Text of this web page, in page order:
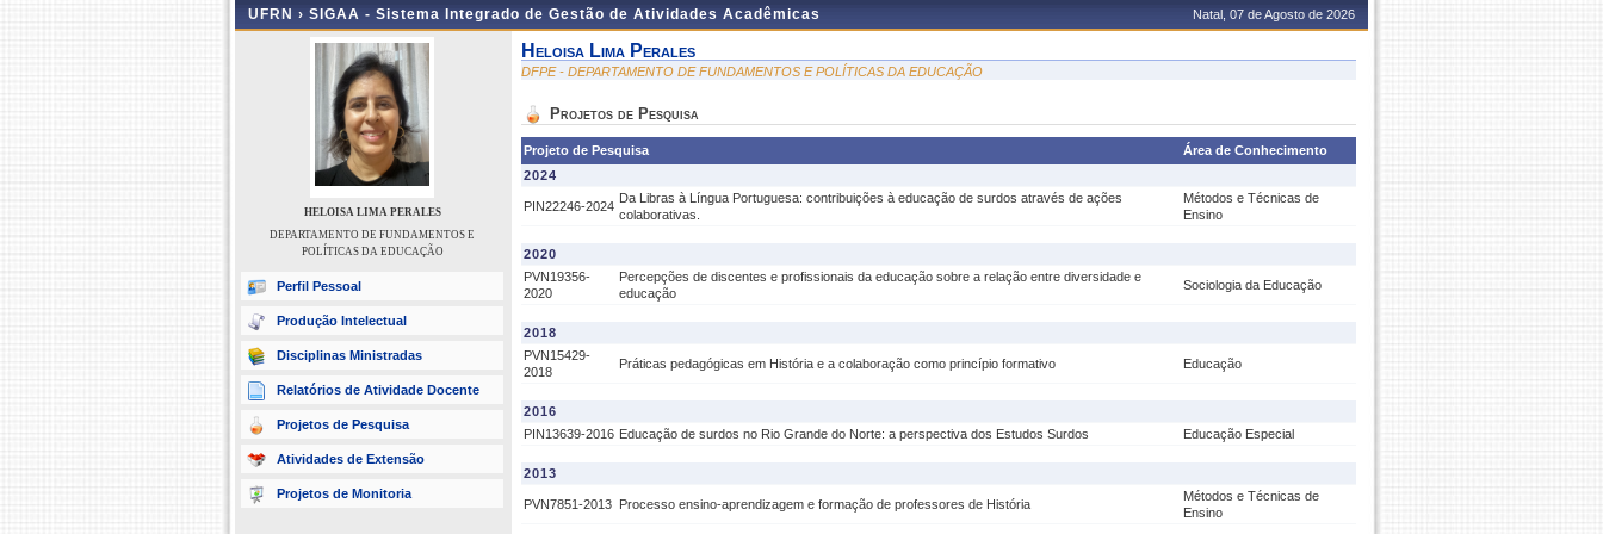
UFRN › SIGAA - Sistema Integrado de Gestão de Atividades Acadêmicas Natal, 07 de Agosto de 2026
HELOISA LIMA PERALES
DEPARTAMENTO DE FUNDAMENTOS E
POLÍTICAS DA EDUCAÇÃO
Perfil Pessoal
Produção Intelectual
Disciplinas Ministradas
Relatórios de Atividade Docente
Projetos de Pesquisa
Atividades de Extensão
Projetos de Monitoria
Heloisa Lima Perales
DFPE - DEPARTAMENTO DE FUNDAMENTOS E POLÍTICAS DA EDUCAÇÃO
Projetos de Pesquisa
Projeto de Pesquisa
Área de Conhecimento
2024
PIN22246-2024
Da Libras à Língua Portuguesa: contribuições à educação de surdos através de ações
colaborativas.
Métodos e Técnicas de
Ensino
2020
PVN19356-
2020
Percepções de discentes e profissionais da educação sobre a relação entre diversidade e
educação
Sociologia da Educação
2018
PVN15429-
2018
Práticas pedagógicas em História e a colaboração como princípio formativo Educação
2016
PIN13639-2016 Educação de surdos no Rio Grande do Norte: a perspectiva dos Estudos Surdos Educação Especial
2013
PVN7851-2013 Processo ensino-aprendizagem e formação de professores de História
Métodos e Técnicas de
Ensino